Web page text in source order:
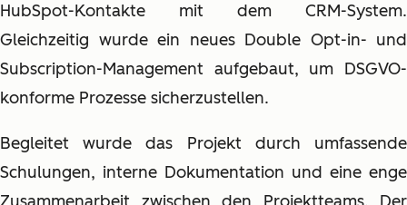
HubSpot-Kontakte mit dem CRM-System.
Gleichzeitig wurde ein neues Double Opt-in- und
Subscription-Management aufgebaut, um DSGVO-
konforme Prozesse sicherzustellen.
Begleitet wurde das Projekt durch umfassende
Schulungen, interne Dokumentation und eine enge